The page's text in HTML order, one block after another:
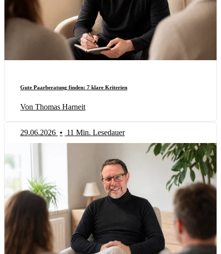
Gute Paarberatung finden: 7 klare Kriterien
Von Thomas Harneit
29.06.2026 • 11 Min. Lesedauer